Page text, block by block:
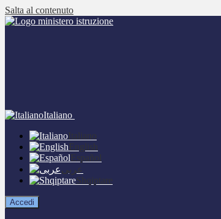
Salta al contenuto
Italiano
Italiano
English
Español
عربى
Shqiptare
Accedi